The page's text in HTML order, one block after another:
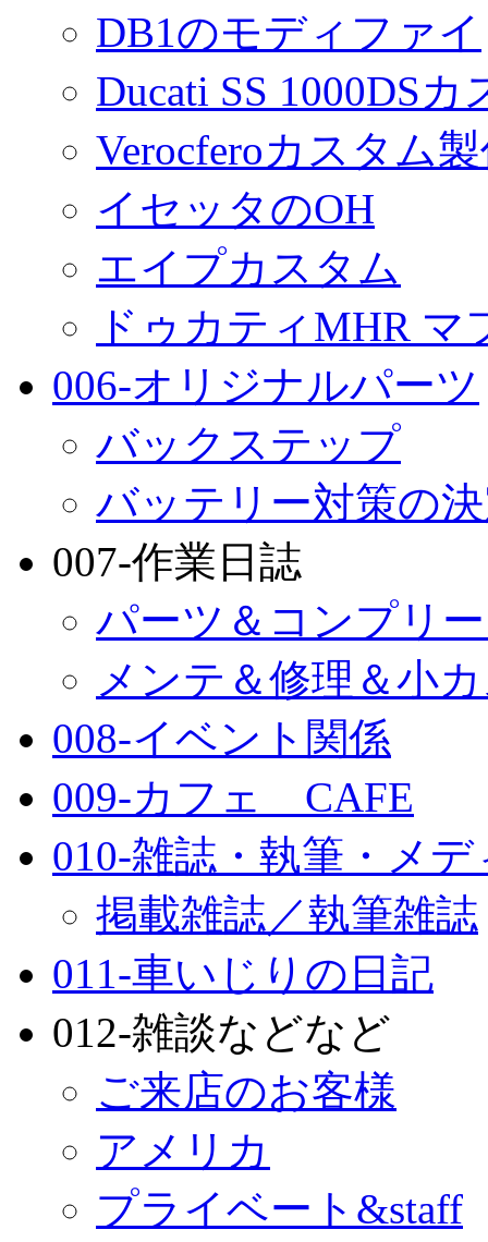
DB1のモディファイ
Ducati SS 1000DSカ
Verocferoカスタム
イセッタのOH
エイプカスタム
ドゥカティMHR マ
006-オリジナルパーツ
バックステップ
バッテリー対策の
007-作業日誌
パーツ＆コンプリ
メンテ＆修理＆小
008-イベント関係
009-カフェ CAFE
010-雑誌・執筆・メ
掲載雑誌／執筆雑誌
011-車いじりの日記
012-雑談などなど
ご来店のお客様
アメリカ
プライベート&staff